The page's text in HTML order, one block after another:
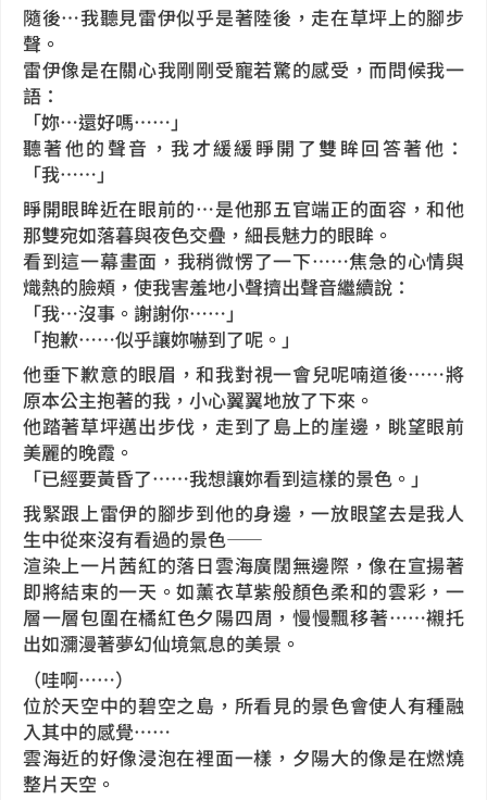
隨後…我聽見雷伊似乎是著陸後，走在草坪上的腳步
聲。
雷伊像是在關心我剛剛受寵若驚的感受，而問候我一
語：
「妳…還好嗎……」
聽著他的聲音，我才緩緩睜開了雙眸回答著他：
「我……」
睜開眼眸近在眼前的…是他那五官端正的面容，和他
那雙宛如落暮與夜色交疊，細長魅力的眼眸。
看到這一幕畫面，我稍微愣了一下……焦急的心情與
熾熱的臉頰，使我害羞地小聲擠出聲音繼續說：
「我…沒事。謝謝你……」
「抱歉……似乎讓妳嚇到了呢。」
他垂下歉意的眼眉，和我對視一會兒呢喃道後……將
原本公主抱著的我，小心翼翼地放了下來。
他踏著草坪邁出步伐，走到了島上的崖邊，眺望眼前
美麗的晚霞。
「已經要黃昏了……我想讓妳看到這樣的景色。」
我緊跟上雷伊的腳步到他的身邊，一放眼望去是我人
生中從來沒有看過的景色——
渲染上一片茜紅的落日雲海廣闊無邊際，像在宣揚著
即將結束的一天。如薰衣草紫般顏色柔和的雲彩，一
層一層包圍在橘紅色夕陽四周，慢慢飄移著……襯托
出如瀰漫著夢幻仙境氣息的美景。
（哇啊……）
位於天空中的碧空之島，所看見的景色會使人有種融
入其中的感覺……
雲海近的好像浸泡在裡面一樣，夕陽大的像是在燃燒
整片天空。